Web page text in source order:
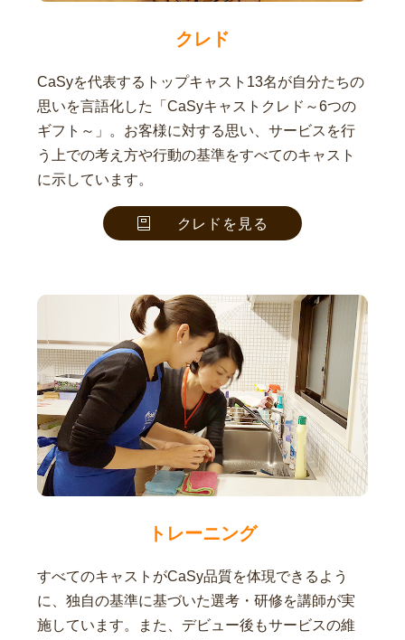
クレド
CaSyを代表するトップキャスト13名が自分たちの
思いを言語化した「CaSyキャストクレド～6つの
ギフト～」。お客様に対する思い、サービスを行
う上での考え方や行動の基準をすべてのキャスト
に示しています。
クレドを見る
トレーニング
すべてのキャストがCaSy品質を体現できるよう
に、独自の基準に基づいた選考・研修を講師が実
施しています。また、デビュー後もサービスの維